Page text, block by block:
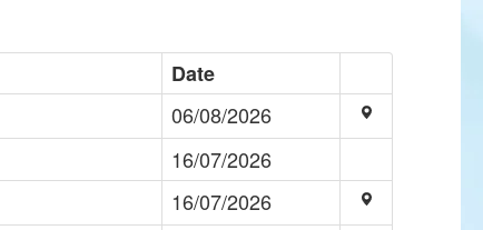
Date
06/08/2026
16/07/2026
16/07/2026